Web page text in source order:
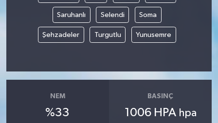
Saruhanlı Selendi Soma
Şehzadeler Turgutlu Yunusemre
NEM
%33
BASINÇ
1006 HPA hpa
MAGAZİN
ÖZEL HABER
ŞİRKET HABERLERİ